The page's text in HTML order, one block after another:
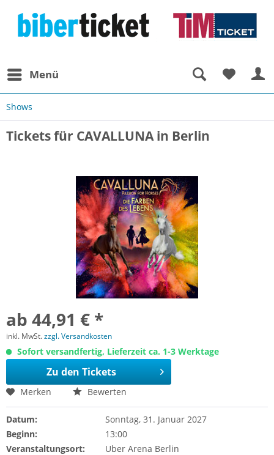
Menü
Shows
Tickets für CAVALLUNA in Berlin
ab 44,91 € *
inkl. MwSt.zzgl. Versandkosten
Sofort versandfertig, Lieferzeit ca. 1-3 Werktage
Zu den Tickets
Merken Bewerten
Datum:
Sonntag, 31. Januar 2027
Beginn:
13:00
Veranstaltungsort:
Uber Arena Berlin